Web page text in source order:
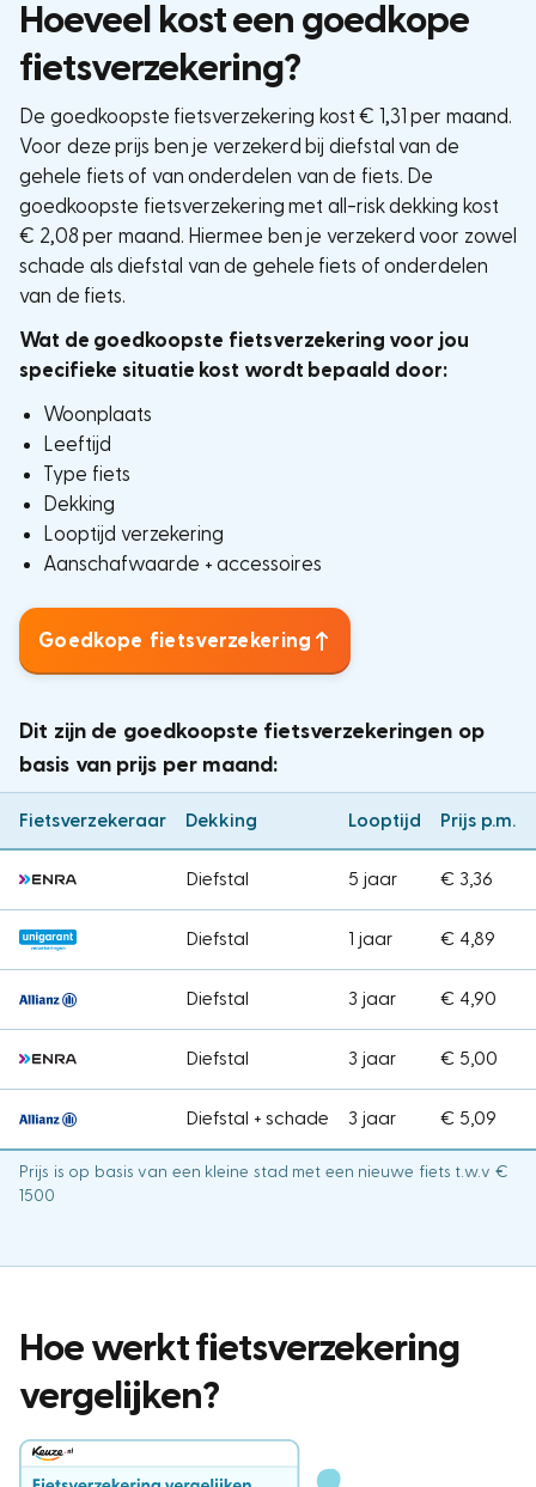
Hoeveel kost een goedkope
fietsverzekering?
De goedkoopste fietsverzekering kost € 1,31 per maand.
Voor deze prijs ben je verzekerd bij diefstal van de
gehele fiets of van onderdelen van de fiets. De
goedkoopste fietsverzekering met all-risk dekking kost
€ 2,08 per maand. Hiermee ben je verzekerd voor zowel
schade als diefstal van de gehele fiets of onderdelen
van de fiets.
Wat de goedkoopste fietsverzekering voor jou
specifieke situatie kost wordt bepaald door:
Woonplaats
Leeftijd
Type fiets
Dekking
Looptijd verzekering
Aanschafwaarde + accessoires
Goedkope fietsverzekering
Dit zijn de goedkoopste fietsverzekeringen op
basis van prijs per maand:
Fietsverzekeraar Dekking Looptijd Prijs p.m.
Diefstal 5 jaar € 3,36
Diefstal 1 jaar € 4,89
Diefstal 3 jaar € 4,90
Diefstal 3 jaar € 5,00
Diefstal + schade 3 jaar € 5,09
Prijs is op basis van een kleine stad met een nieuwe fiets t.w.v €
1500
Hoe werkt fietsverzekering
vergelijken?